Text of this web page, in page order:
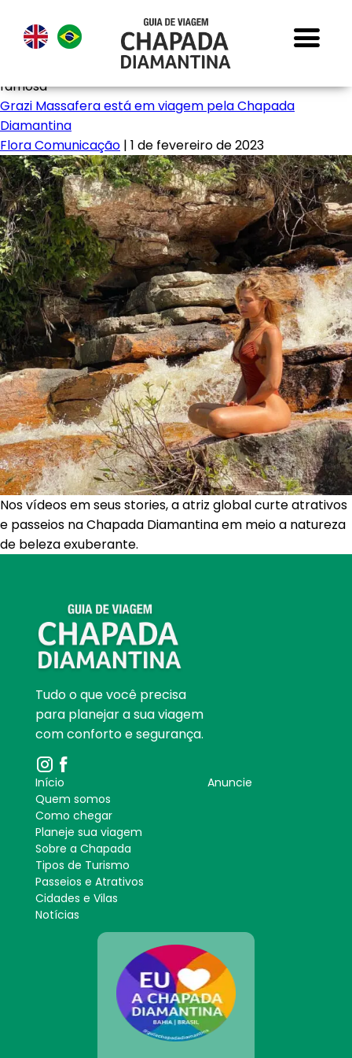
famosa
Grazi Massafera está em viagem pela Chapada
Diamantina
Flora Comunicação | 1 de fevereiro de 2023
Nos vídeos em seus stories, a atriz global curte atrativos
e passeios na Chapada Diamantina em meio a natureza
de beleza exuberante.
Tudo o que você precisa
para planejar a sua viagem
com conforto e segurança.
Início
Quem somos
Como chegar
Planeje sua viagem
Sobre a Chapada
Tipos de Turismo
Passeios e Atrativos
Cidades e Vilas
Notícias
Anuncie